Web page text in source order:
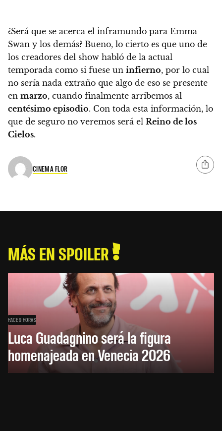
¿Será que se acerca el inframundo para Emma
Swan y los demás? Bueno, lo cierto es que uno de
los creadores del show habló de la actual
temporada como si fuese un infierno, por lo cual
no sería nada extraño que algo de eso se presente
en marzo, cuando finalmente arribemos al
centésimo episodio. Con toda esta información, lo
que de seguro no veremos será el Reino de los
Cielos.
CINEMA FLOR
MÁS EN SPOILER
HACE 9 HORAS
Luca Guadagnino será la figura
homenajeada en Venecia 2026